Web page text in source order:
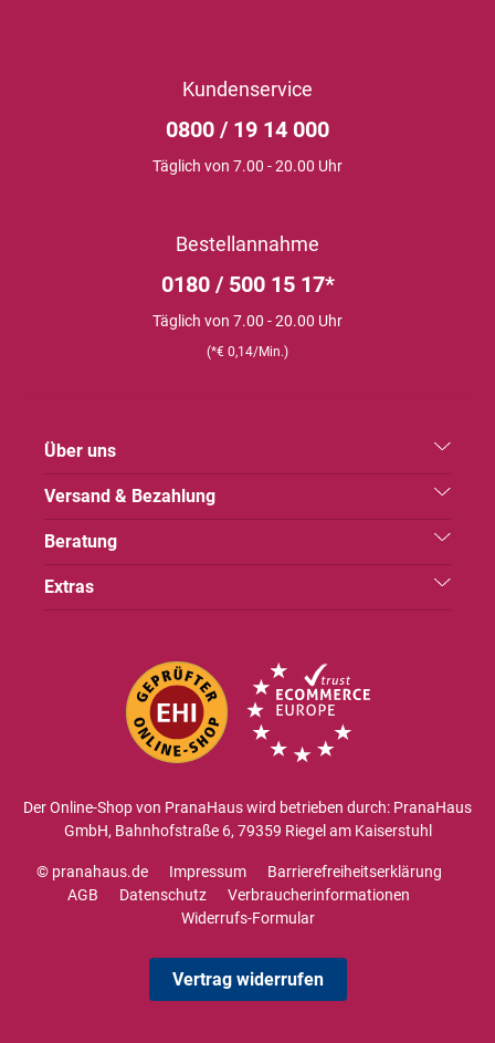
Kundenservice
0800 / 19 14 000
Täglich von 7.00 - 20.00 Uhr
Bestellannahme
0180 / 500 15 17*
Täglich von 7.00 - 20.00 Uhr
(*€ 0,14/Min.)
Über uns
Versand & Bezahlung
Beratung
Extras
Der Online-Shop von PranaHaus wird betrieben durch: PranaHaus
GmbH, Bahnhofstraße 6, 79359 Riegel am Kaiserstuhl
© pranahaus.de Impressum
Barrierefreiheitserklärung
AGB
Datenschutz
Verbraucherinformationen
Widerrufs-Formular
Vertrag widerrufen